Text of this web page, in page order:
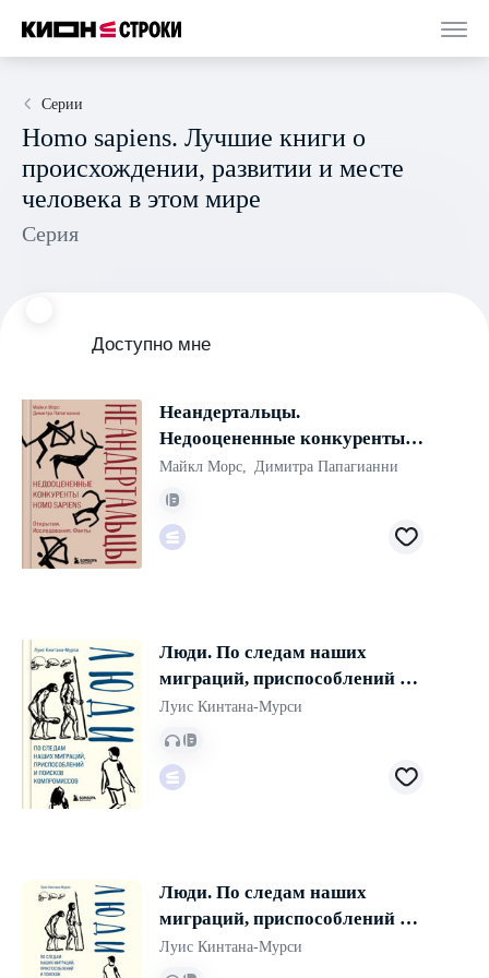
Серии
Homo sapiens. Лучшие книги о
происхождении, развитии и месте
человека в этом мире
Серия
Доступно мне
Неандертальцы.
Недооцененные конкуренты
Homo sapiens
Майкл Морс, Димитра Папагианни
Люди. По следам наших
миграций, приспособлений и
поисков компромиссов
Луис Кинтана-Мурси
Люди. По следам наших
миграций, приспособлений и
поисков компромиссов
Луис Кинтана-Мурси